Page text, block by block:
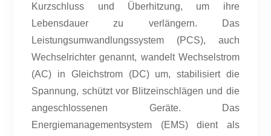
Kurzschluss und Überhitzung, um ihre
Lebensdauer zu verlängern. Das
Leistungsumwandlungssystem (PCS), auch
Wechselrichter genannt, wandelt Wechselstrom
(AC) in Gleichstrom (DC) um, stabilisiert die
Spannung, schützt vor Blitzeinschlägen und die
angeschlossenen Geräte. Das
Energiemanagementsystem (EMS) dient als